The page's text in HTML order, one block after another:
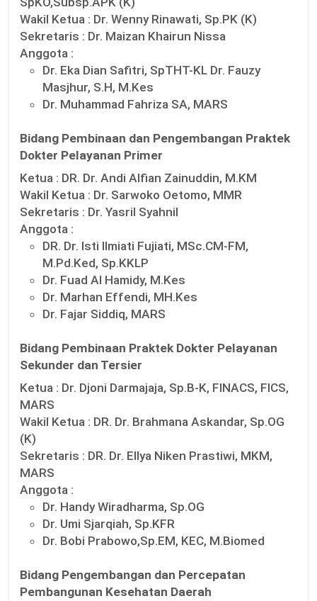
Wakil Ketua : Dr. Wenny Rinawati, Sp.PK (K)
Sekretaris : Dr. Maizan Khairun Nissa
Anggota :
Dr. Eka Dian Safitri, SpTHT-KL Dr. Fauzy
Masjhur, S.H, M.Kes
Dr. Muhammad Fahriza SA, MARS
Bidang Pembinaan dan Pengembangan Praktek
Dokter Pelayanan Primer
Ketua : DR. Dr. Andi Alfian Zainuddin, M.KM
Wakil Ketua : Dr. Sarwoko Oetomo, MMR
Sekretaris : Dr. Yasril Syahnil
Anggota :
DR. Dr. Isti Ilmiati Fujiati, MSc.CM-FM,
M.Pd.Ked, Sp.KKLP
Dr. Fuad Al Hamidy, M.Kes
Dr. Marhan Effendi, MH.Kes
Dr. Fajar Siddiq, MARS
Bidang Pembinaan Praktek Dokter Pelayanan
Sekunder dan Tersier
Ketua : Dr. Djoni Darmajaja, Sp.B-K, FINACS, FICS,
MARS
Wakil Ketua : DR. Dr. Brahmana Askandar, Sp.OG
(K)
Sekretaris : DR. Dr. Ellya Niken Prastiwi, MKM,
MARS
Anggota :
Dr. Handy Wiradharma, Sp.OG
Dr. Umi Sjarqiah, Sp.KFR
Dr. Bobi Prabowo,Sp.EM, KEC, M.Biomed
Bidang Pengembangan dan Percepatan
Pembangunan Kesehatan Daerah